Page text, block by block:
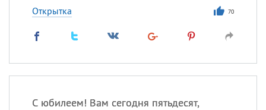
Открытка 70
С юбилеем! Вам сегодня пятьдесят,